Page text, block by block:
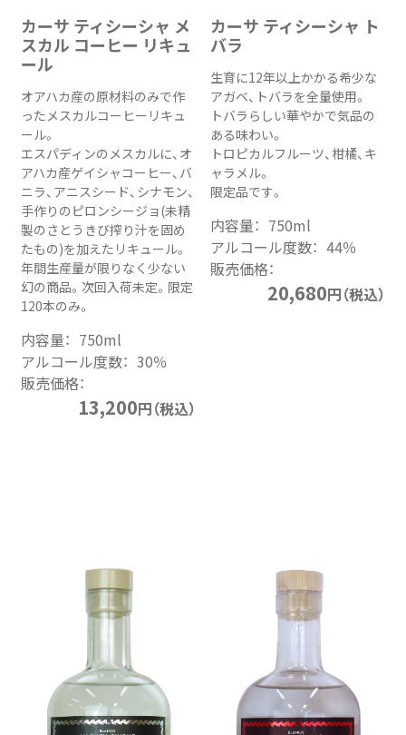
カーサ ティシーシャ メ
スカル コーヒー リキュ
ール
オアハカ産の原材料のみで作
ったメスカルコーヒーリキュ
ール。
エスパディンのメスカルに、オ
アハカ産ゲイシャコーヒー、バ
ニラ、アニスシード、シナモン、
手作りのピロンシージョ(未精
製のさとうきび搾り汁を固め
たもの)を加えたリキュール。
年間生産量が限りなく少ない
幻の商品。次回入荷未定。限定
120本のみ。
内容量： 750ml
アルコール度数： 30％
販売価格：
13,200円（税込）
カーサ ティシーシャ ト
バラ
生育に12年以上かかる希少な
アガベ、トバラを全量使用。
トバラらしい華やかで気品の
ある味わい。
トロピカルフルーツ、柑橘、キ
ャラメル。
限定品です。
内容量： 750ml
アルコール度数： 44％
販売価格：
20,680円（税込）